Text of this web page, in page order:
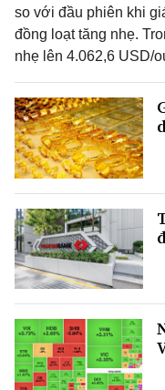
so với đầu phiên khi
đồng loạt tăng nhẹ.
nhẹ lên 4.062,6 USD/